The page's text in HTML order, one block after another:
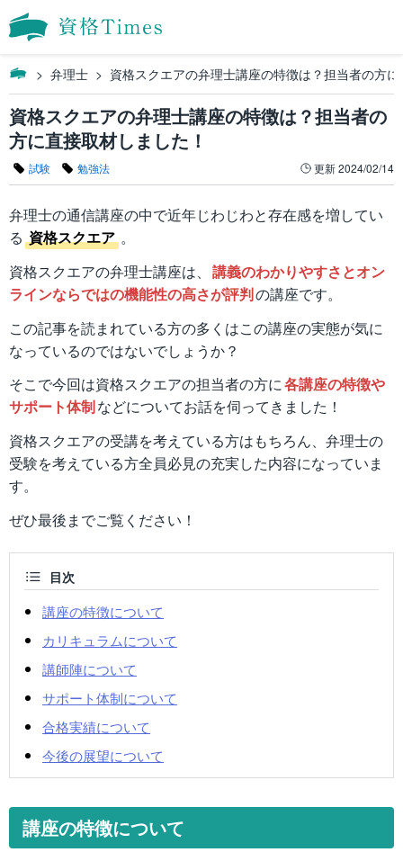
弁理士 資格スクエアの弁理士講座の特徴は？担当者の方
資格スクエアの弁理士講座の特徴は？担当者の
方に直接取材しました！
試験 勉強法 更新2024/02/14
弁理士の通信講座の中で近年じわじわと存在感を増してい
る 資格スクエア 。
資格スクエアの弁理士講座は、 講義のわかりやすさとオン
ラインならではの機能性の高さが評判の講座です。
この記事を読まれている方の多くはこの講座の実態が気に
なっているのではないでしょうか？
そこで今回は資格スクエアの担当者の方に各講座の特徴や
サポート体制などについてお話を伺ってきました！
資格スクエアの受講を考えている方はもちろん、弁理士の
受験を考えている方全員必見の充実した内容になっていま
す。
ぜひ最後までご覧ください！
目次
講座の特徴について
カリキュラムについて
講師陣について
サポート体制について
合格実績について
今後の展望について
講座の特徴について